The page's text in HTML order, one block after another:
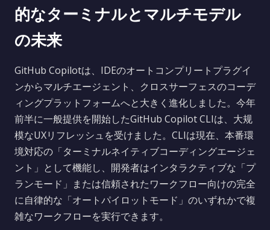
的なターミナルとマルチモデル
の未来
GitHub Copilotは、IDEのオートコンプリートプラグイ
ンからマルチエージェント、クロスサーフェスのコーデ
ィングプラットフォームへと大きく進化しました。今年
前半に一般提供を開始したGitHub Copilot CLIは、大规
模なUXリフレッシュを受けました。CLIは現在、本番環
境対応の「ターミナルネイティブコーディングエージェ
ント」として機能し、開発者はインタラクティブな「プ
ランモード」または信頼されたワークフロー向けの完全
に自律的な「オートパイロットモード」のいずれかで複
雑なワークフローを実行できます。